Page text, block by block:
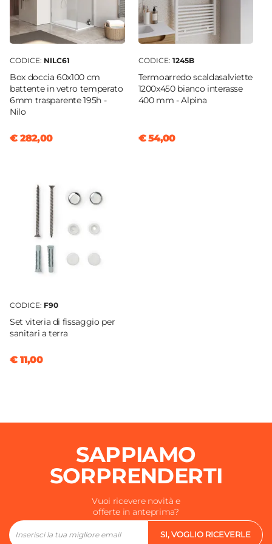
Profondità Bidet
57 cm
Monoforo
Predisposizione tre fori
Foro Troppopieno
Si
Rubinetteria Bidet
CODICE: NILC61
Box doccia 60x100 cm
battente in vetro temperato
6mm trasparente 195h -
Nilo
€ 282,00
CODICE: 1245B
Termoarredo scaldasalviette
1200x450 bianco interasse
400 mm - Alpina
€ 54,00
CODICE: F90
Set viteria di fissaggio per
sanitari a terra
€ 11,00
SAPPIAMO
SORPRENDERTI
Vuoi ricevere novità e
offerte in anteprima?
SI, VOGLIO RICEVERLE